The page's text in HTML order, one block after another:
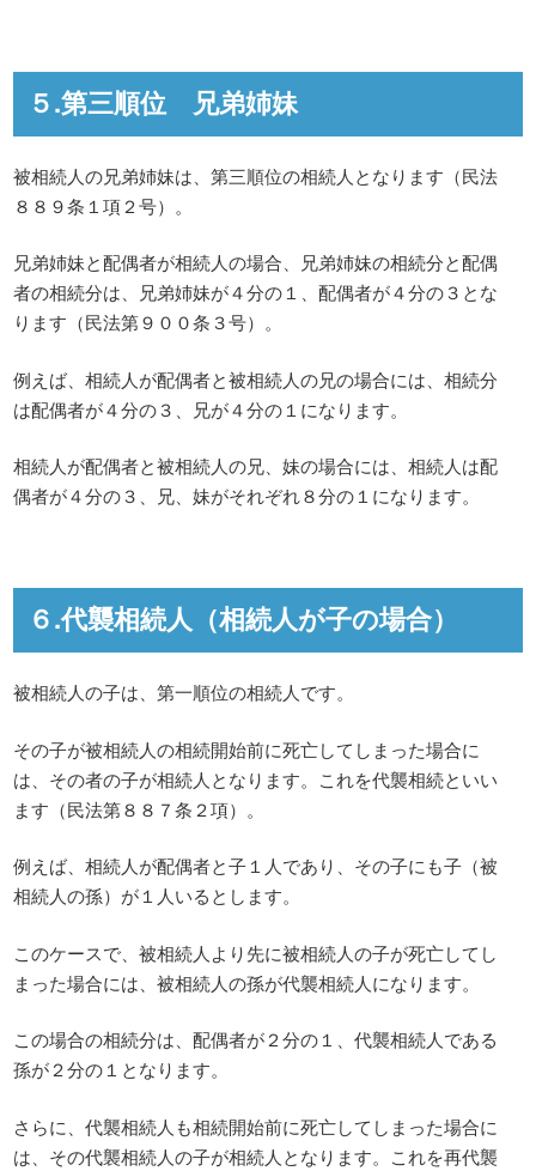
５.第三順位 兄弟姉妹
被相続人の兄弟姉妹は、第三順位の相続人となります（民法
８８９条１項２号）。
兄弟姉妹と配偶者が相続人の場合、兄弟姉妹の相続分と配偶
者の相続分は、兄弟姉妹が４分の１、配偶者が４分の３とな
ります（民法第９００条３号）。
例えば、相続人が配偶者と被相続人の兄の場合には、相続分
は配偶者が４分の３、兄が４分の１になります。
相続人が配偶者と被相続人の兄、妹の場合には、相続人は配
偶者が４分の３、兄、妹がそれぞれ８分の１になります。
６.代襲相続人（相続人が子の場合）
被相続人の子は、第一順位の相続人です。
その子が被相続人の相続開始前に死亡してしまった場合に
は、その者の子が相続人となります。これを代襲相続といい
ます（民法第８８７条２項）。
例えば、相続人が配偶者と子１人であり、その子にも子（被
相続人の孫）が１人いるとします。
このケースで、被相続人より先に被相続人の子が死亡してし
まった場合には、被相続人の孫が代襲相続人になります。
この場合の相続分は、配偶者が２分の１、代襲相続人である
孫が２分の１となります。
さらに、代襲相続人も相続開始前に死亡してしまった場合に
は、その代襲相続人の子が相続人となります。これを再代襲